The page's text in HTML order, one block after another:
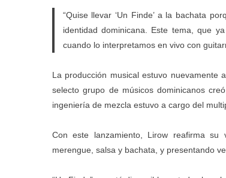
“Quise llevar ‘Un Finde’ a la bachata
identidad dominicana. Este tema, que
cuando lo interpretamos en vivo con
La producción musical estuvo nuevamente
selecto grupo de músicos dominicanos
ingeniería de mezcla estuvo a cargo del
Con este lanzamiento, Lirow reafirma su
merengue, salsa y bachata, y presentando